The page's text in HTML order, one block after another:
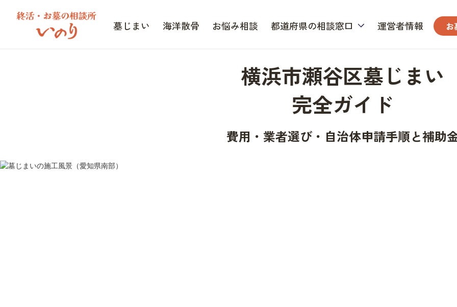
墓じまい 海洋散骨 お悩み相談 都道府県の相談窓口 運営者情報 お
横浜市瀬谷区墓じまい
完全ガイド
費用・業者選び・自治体申請手順と補助